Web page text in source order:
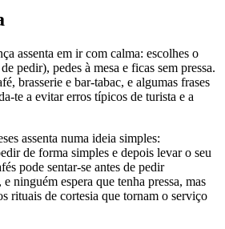
assenta em ir com calma: escolhes o
pedir), pedes à mesa e ficas sem pressa.
brasserie e bar-tabac, e algumas frases
te a evitar erros típicos de turista e a
assenta numa ideia simples:
de forma simples e depois levar o seu
pode sentar-se antes de pedir
ninguém espera que tenha pressa, mas
rituais de cortesia que tornam o serviço